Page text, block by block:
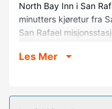
North Bay Inn i San
minutters kjøretur fra
San Rafael
km) unna Muir Woods
Føl deg som hjemme i
Les Mer